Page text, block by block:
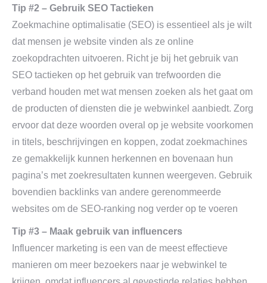
Tip #2 – Gebruik SEO Tactieken
Zoekmachine optimalisatie (SEO) is essentieel als je wilt
dat mensen je website vinden als ze online
zoekopdrachten uitvoeren. Richt je bij het gebruik van
SEO tactieken op het gebruik van trefwoorden die
verband houden met wat mensen zoeken als het gaat om
de producten of diensten die je webwinkel aanbiedt. Zorg
ervoor dat deze woorden overal op je website voorkomen
in titels, beschrijvingen en koppen, zodat zoekmachines
ze gemakkelijk kunnen herkennen en bovenaan hun
pagina’s met zoekresultaten kunnen weergeven. Gebruik
bovendien backlinks van andere gerenommeerde
websites om de SEO-ranking nog verder op te voeren
Tip #3 – Maak gebruik van influencers
Influencer marketing is een van de meest effectieve
manieren om meer bezoekers naar je webwinkel te